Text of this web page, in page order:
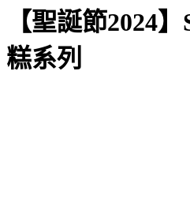
【聖誕節2024
糕系列